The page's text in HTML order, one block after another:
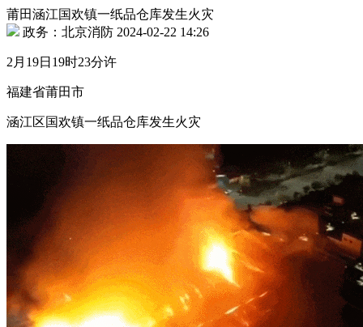
莆田涵江国欢镇一纸品仓库发生火灾
政务：北京消防 2024-02-22 14:26
2月19日19时23分许
福建省莆田市
涵江区国欢镇一纸品仓库发生火灾